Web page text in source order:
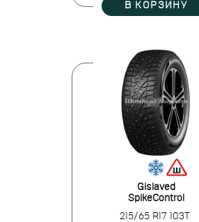
В КОРЗИНУ
Gislaved
SpikeControl
215/65 R17 103T